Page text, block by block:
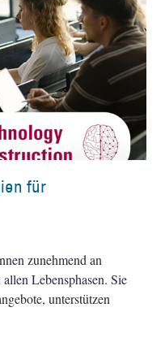
für
zunehmend an
Lebensphasen. Sie
unterstützen